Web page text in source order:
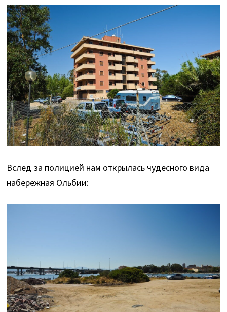
Вслед за полицией нам открылась чудесного вида
набережная Ольбии: